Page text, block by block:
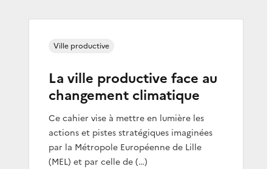
La ville productive face au
changement climatique
Ce cahier vise à mettre en lumière les
actions et pistes stratégiques imaginées
par la Métropole Européenne de Lille
(MEL) et par celle de (…)
Ville productive